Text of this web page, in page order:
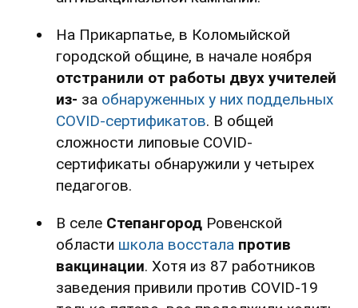
На Прикарпатье, в Коломыйской
городской общине, в начале ноября
отстранили от работы двух учителей
из- за обнаруженных у них поддельных
COVID-сертификатов. В общей
сложности липовые COVID-
сертификаты обнаружили у четырех
педагогов.
В селе Степангород Ровенской
области школа восстала против
вакцинации. Хотя из 87 работников
заведения привили против COVID-19